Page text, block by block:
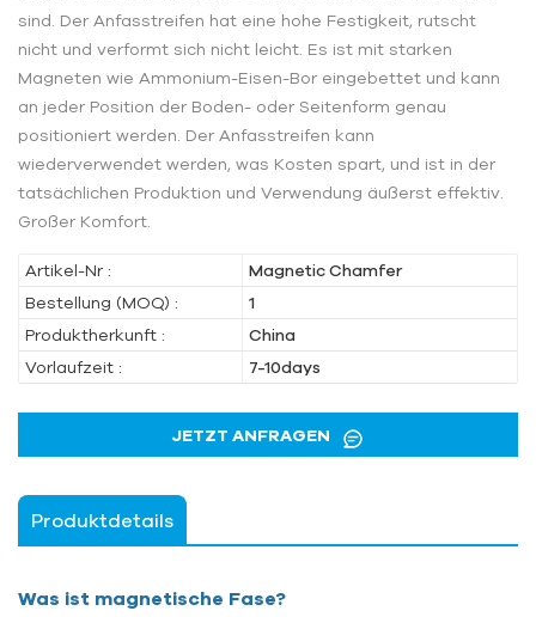
sind. Der Anfasstreifen hat eine hohe Festigkeit, rutscht
nicht und verformt sich nicht leicht. Es ist mit starken
Magneten wie Ammonium-Eisen-Bor eingebettet und kann
an jeder Position der Boden- oder Seitenform genau
positioniert werden. Der Anfasstreifen kann
wiederverwendet werden, was Kosten spart, und ist in der
tatsächlichen Produktion und Verwendung äußerst effektiv.
Großer Komfort.
Artikel-Nr :
Magnetic Chamfer
Bestellung (MOQ) :
1
Produktherkunft :
China
Vorlaufzeit :
7-10days
JETZT ANFRAGEN
Produktdetails
Was ist magnetische Fase?